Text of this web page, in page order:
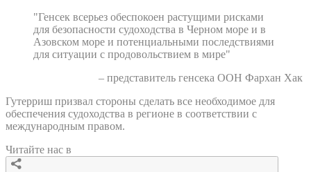
"Генсек всерьез обеспокоен растущими рисками
для безопасности судоходства в Черном море и в
Азовском море и потенциальными последствиями
для ситуации с продовольствием в мире"
– представитель генсека ООН Фархан Хак
Гутерриш призвал стороны сделать все необходимое для
обеспечения судоходства в регионе в соответствии с
международным правом.
Читайте нас в